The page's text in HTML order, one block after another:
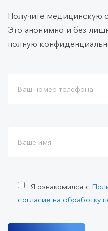
Получите медицинскую
Это анонимно и без
полную
Я ознакомился с
согласие на обработку